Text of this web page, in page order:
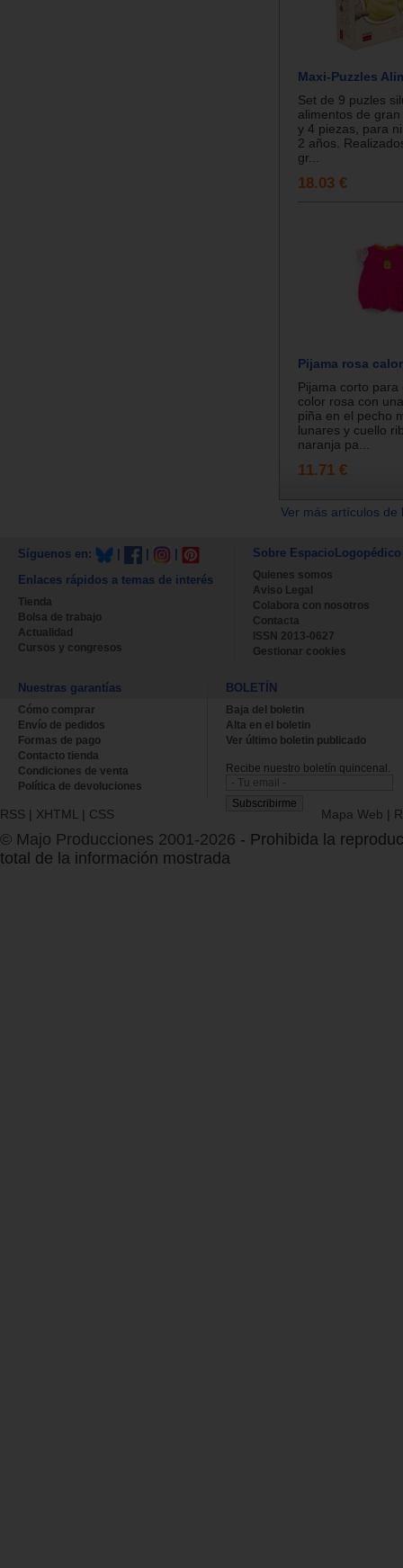
Maxi-Puzzles
Set de 9 puzles
alimentos de
y 4 piezas, para
2 años.
gr...
18.03 €
Pijama rosa
Pijama corto para
color rosa con
piña en el pecho
lunares y cuello
naranja pa...
11.71 €
Ver más artículos
Síguenos en:
Enlaces rápidos a temas de interés
Tienda
Bolsa de trabajo
Actualidad
Cursos y congresos
Sobre EspacioLogopédico
Quienes somos
Aviso Legal
Colabora con nosotros
Contacta
ISSN 2013-0627
Gestionar cookies
Nuestras garantías
Cómo comprar
Envío de pedidos
Formas de pago
Contacto tienda
Condiciones de venta
Política de devoluciones
BOLETÍN
Baja del boletin
Alta en el boletin
Ver último boletin publicado
Recibe nuestro boletín quincenal.
RSS | XHTML | CSS Mapa Web |
© Majo Producciones 2001-2026 - Prohibida la
total de la información mostrada